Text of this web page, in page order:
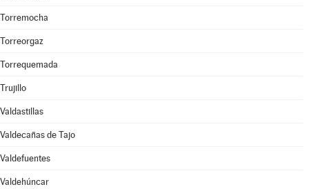
Torremocha
Torreorgaz
Torrequemada
Trujillo
Valdastillas
Valdecañas de Tajo
Valdefuentes
Valdehúncar